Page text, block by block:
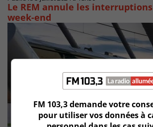
Le REM annule les
week-end
FM 103,3 demande votre
pour utiliser vos données à